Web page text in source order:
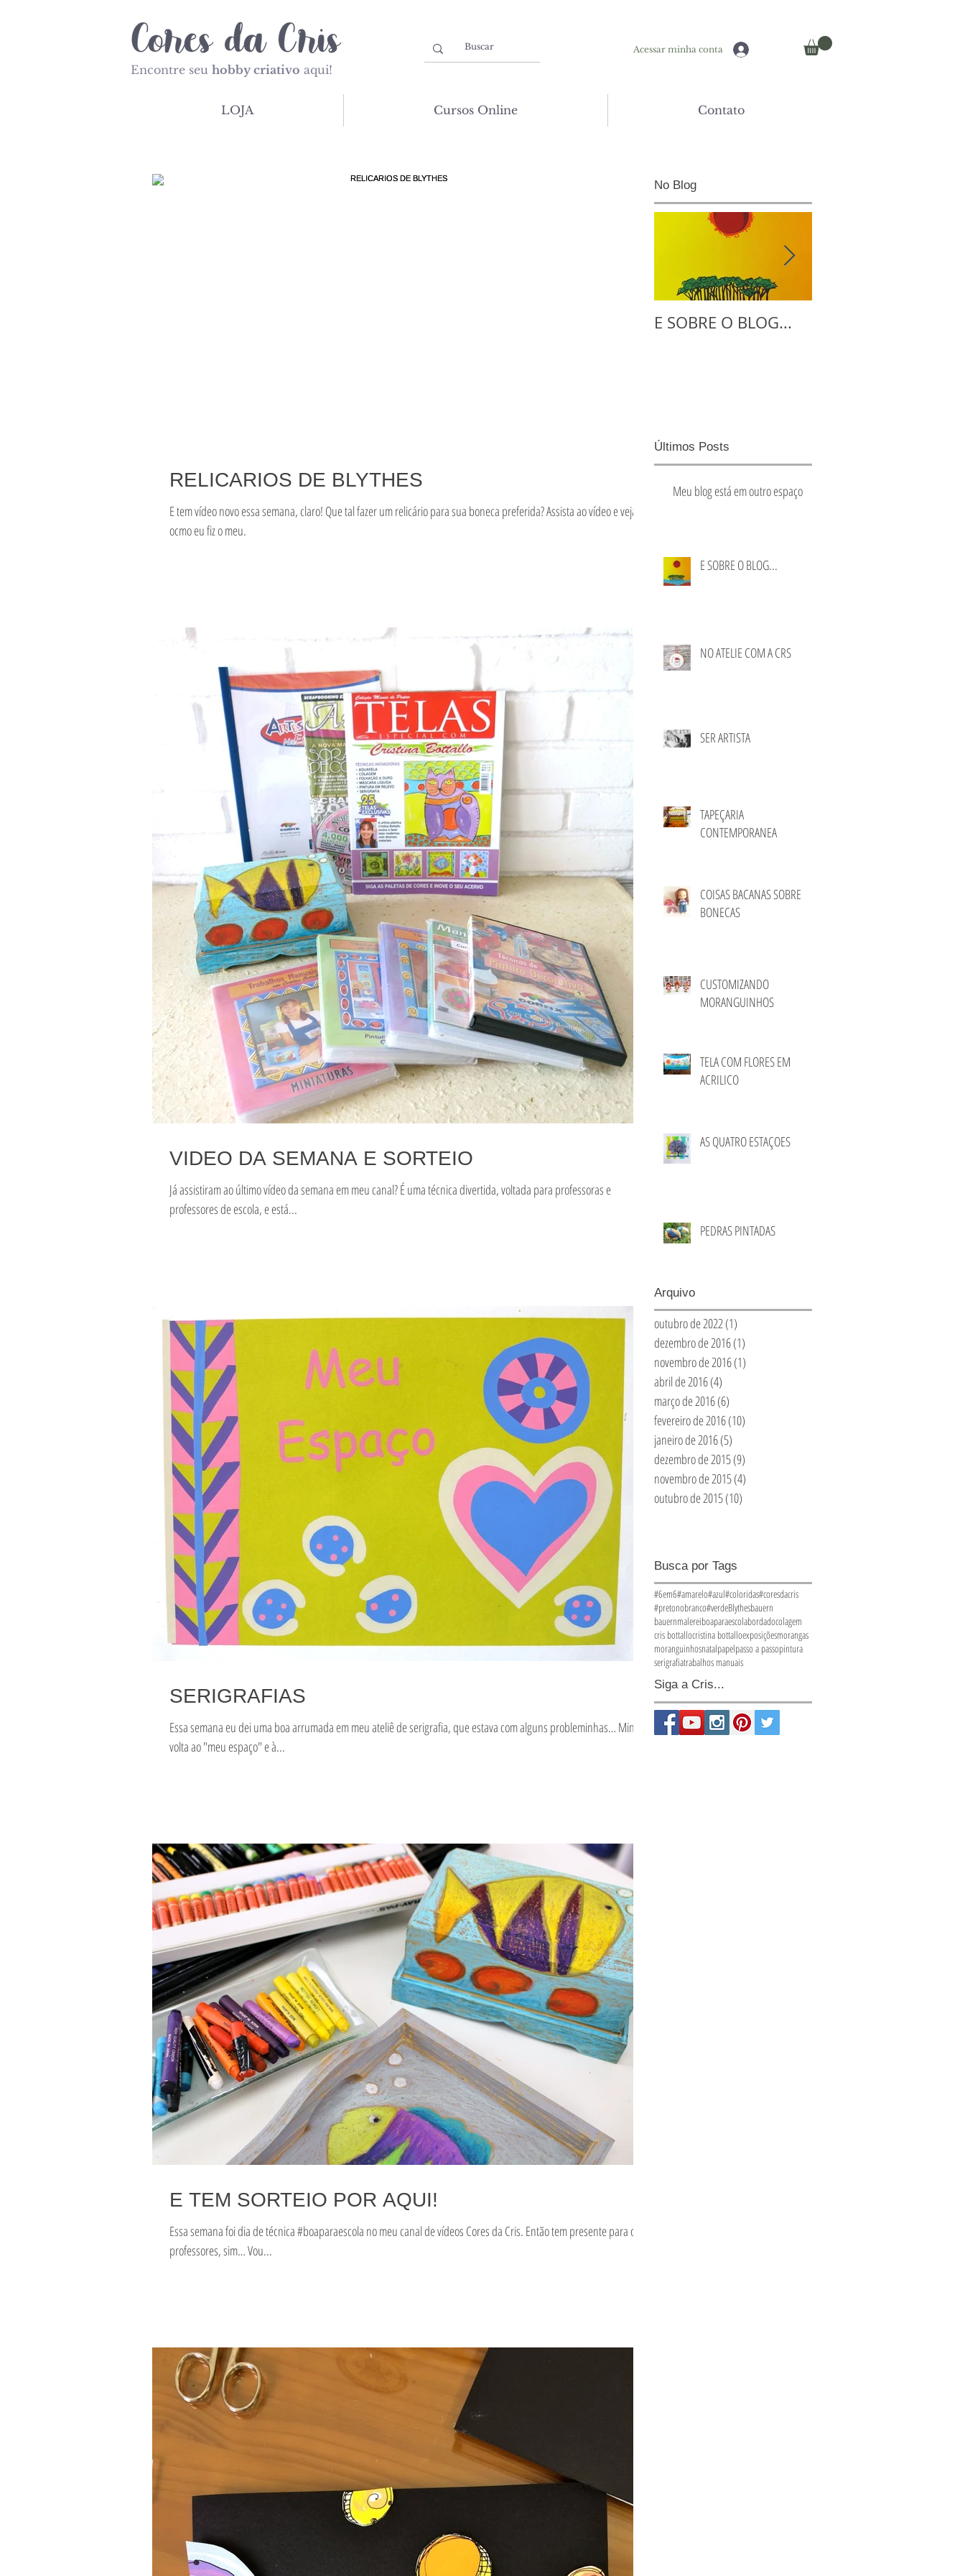
Encontre seu hobby criativo aqui!
Acessar minha conta
LOJA Cursos Online Contato
RELICARIOS DE BLYTHES
E tem vídeo novo essa semana, claro! Que tal fazer um relicário para sua boneca preferida? Assista ao vídeo e veja
ocmo eu fiz o meu.
VIDEO DA SEMANA E SORTEIO
Já assistiram ao último vídeo da semana em meu canal? É uma técnica divertida, voltada para professoras e
professores de escola, e está...
SERIGRAFIAS
Essa semana eu dei uma boa arrumada em meu ateliê de serigrafia, que estava com alguns probleminhas… Minha
volta ao "meu espaço" e à...
E TEM SORTEIO POR AQUI!
Essa semana foi dia de técnica #boaparaescola no meu canal de vídeos Cores da Cris. Então tem presente para os
professores, sim… Vou...
No Blog
E SOBRE O BLOG...
Últimos Posts
Meu blog está em outro espaço
E SOBRE O BLOG...
NO ATELIE COM A CRS
SER ARTISTA
TAPEÇARIA
CONTEMPORANEA
COISAS BACANAS SOBRE
BONECAS
CUSTOMIZANDO
MORANGUINHOS
TELA COM FLORES EM
ACRILICO
AS QUATRO ESTAÇOES
PEDRAS PINTADAS
Arquivo
outubro de 2022(1)
dezembro de 2016(1)
novembro de 2016(1)
abril de 2016(4)
março de 2016(6)
fevereiro de 2016(10)
janeiro de 2016(5)
dezembro de 2015(9)
novembro de 2015(4)
outubro de 2015(10)
Busca por Tags
#6em6#amarelo#azul#coloridas#coresdacris
#pretonobranco#verdeBlythesbauern
bauernmalereiboaparaescolabordadocolagem
cris bottallocristina bottalloexposiçõesmorangas
moranguinhosnatalpapelpasso a passopintura
serigrafiatrabalhos manuais
Siga a Cris...